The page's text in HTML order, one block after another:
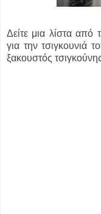
Δείτε μια λίστα από
για την τσιγκουνιά
ξακουστός